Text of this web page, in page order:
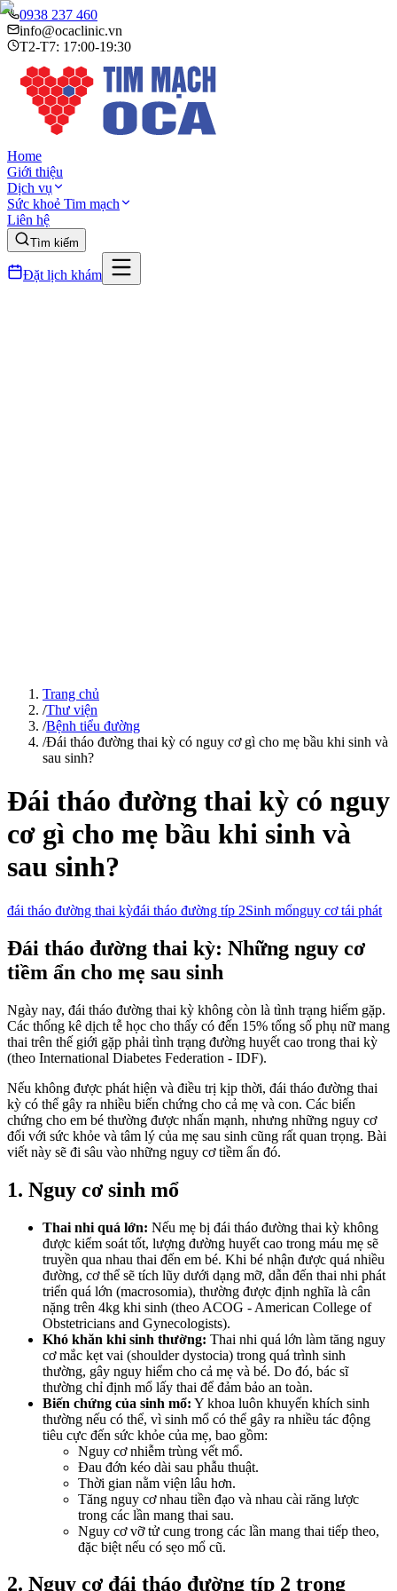
0938 237 460
info@ocaclinic.vn
T2-T7: 17:00-19:30
Home
Giới thiệu
Dịch vụ
Sức khoẻ Tim mạch
Liên hệ
Tìm kiếm
Đặt lịch khám
Trang chủ
/Thư viện
/Bệnh tiểu đường
/Đái tháo đường thai kỳ có nguy cơ gì cho mẹ bầu khi sinh và
sau sinh?
Đái tháo đường thai kỳ có nguy
cơ gì cho mẹ bầu khi sinh và
sau sinh?
đái tháo đường thai kỳđái tháo đường típ 2Sinh mổnguy cơ tái phát
Đái tháo đường thai kỳ: Những nguy cơ
tiềm ẩn cho mẹ sau sinh
Ngày nay, đái tháo đường thai kỳ không còn là tình trạng hiếm gặp.
Các thống kê dịch tễ học cho thấy có đến 15% tổng số phụ nữ mang
thai trên thế giới gặp phải tình trạng đường huyết cao trong thai kỳ
(theo International Diabetes Federation - IDF).
Nếu không được phát hiện và điều trị kịp thời, đái tháo đường thai
kỳ có thể gây ra nhiều biến chứng cho cả mẹ và con. Các biến
chứng cho em bé thường được nhấn mạnh, nhưng những nguy cơ
đối với sức khỏe và tâm lý của mẹ sau sinh cũng rất quan trọng. Bài
viết này sẽ đi sâu vào những nguy cơ tiềm ẩn đó.
1. Nguy cơ sinh mổ
Thai nhi quá lớn: Nếu mẹ bị đái tháo đường thai kỳ không
được kiểm soát tốt, lượng đường huyết cao trong máu mẹ sẽ
truyền qua nhau thai đến em bé. Khi bé nhận được quá nhiều
đường, cơ thể sẽ tích lũy dưới dạng mỡ, dẫn đến thai nhi phát
triển quá lớn (macrosomia), thường được định nghĩa là cân
nặng trên 4kg khi sinh (theo ACOG - American College of
Obstetricians and Gynecologists).
Khó khăn khi sinh thường: Thai nhi quá lớn làm tăng nguy
cơ mắc kẹt vai (shoulder dystocia) trong quá trình sinh
thường, gây nguy hiểm cho cả mẹ và bé. Do đó, bác sĩ
thường chỉ định mổ lấy thai để đảm bảo an toàn.
Biến chứng của sinh mổ: Y khoa luôn khuyến khích sinh
thường nếu có thể, vì sinh mổ có thể gây ra nhiều tác động
tiêu cực đến sức khỏe của mẹ, bao gồm:
Nguy cơ nhiễm trùng vết mổ.
Đau đớn kéo dài sau phẫu thuật.
Thời gian nằm viện lâu hơn.
Tăng nguy cơ nhau tiền đạo và nhau cài răng lược
trong các lần mang thai sau.
Nguy cơ vỡ tử cung trong các lần mang thai tiếp theo,
đặc biệt nếu có sẹo mổ cũ.
2. Nguy cơ đái tháo đường típ 2 trong